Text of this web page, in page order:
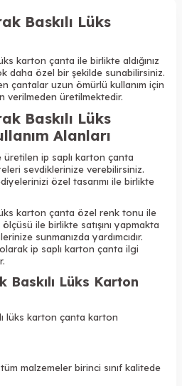
Baskılı Lüks
karton çanta ile birlikte aldığınız
daha özel bir şekilde sunabilirsiniz.
çantalar uzun ömürlü kullanım için
verilmeden üretilmektedir.
Baskılı Lüks
Alanları
ip saplı karton çanta
sevdiklerinize verebilirsiniz.
özel tasarımı ile birlikte
karton çanta özel renk tonu ile
ile birlikte satışını yapmakta
sunmanızda yardımcıdır.
ip saplı karton çanta ilgi
Baskılı Lüks Karton
lüks karton çanta karton
malzemeler birinci sınıf kalitede